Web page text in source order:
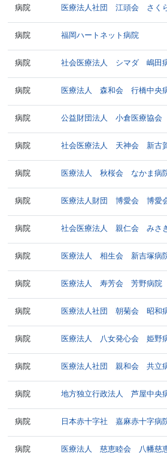
病院 医療法人社団 江頭会 さく
病院 福岡ハートネット病院
病院 社会医療法人 シマダ 嶋田
病院 医療法人 森和会 行橋中央
病院 公益財団法人 小倉医療協会
病院 社会医療法人 天神会 新古
病院 医療法人 秋桜会 なかま病
病院 医療法人財団 博愛会 博愛
病院 社会医療法人 親仁会 みさ
病院 医療法人 相生会 新吉塚病
病院 医療法人 寿芳会 芳野病院
病院 医療法人社団 朝菊会 昭和
病院 医療法人 八女発心会 姫野
病院 医療法人社団 親和会 共立
病院 地方独立行政法人 芦屋中央
病院 日本赤十字社 嘉麻赤十字病
病院 医療法人 慈恵睦会 八幡慈